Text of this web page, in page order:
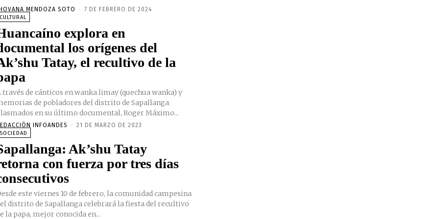
MENDOZA SOTO - 7 DE FEBRERO DE 2024
CULTURAL
explora en
los orígenes del
Tatay, el recultivo de la
través de cánticos en wanka limay (quechua wanka) y
de pobladores del distrito de Sapallanga
en su último documental, Roger Máximo...
INFOANDES - 21 DE MARZO DE 2023
SOCIEDAD
Ak’shu Tatay
con fuerza por tres días
este viernes 10 de febrero, la comunidad campesina
distrito de Sapallanga celebrará la fiesta del recultivo
la papa, mejor conocida en...